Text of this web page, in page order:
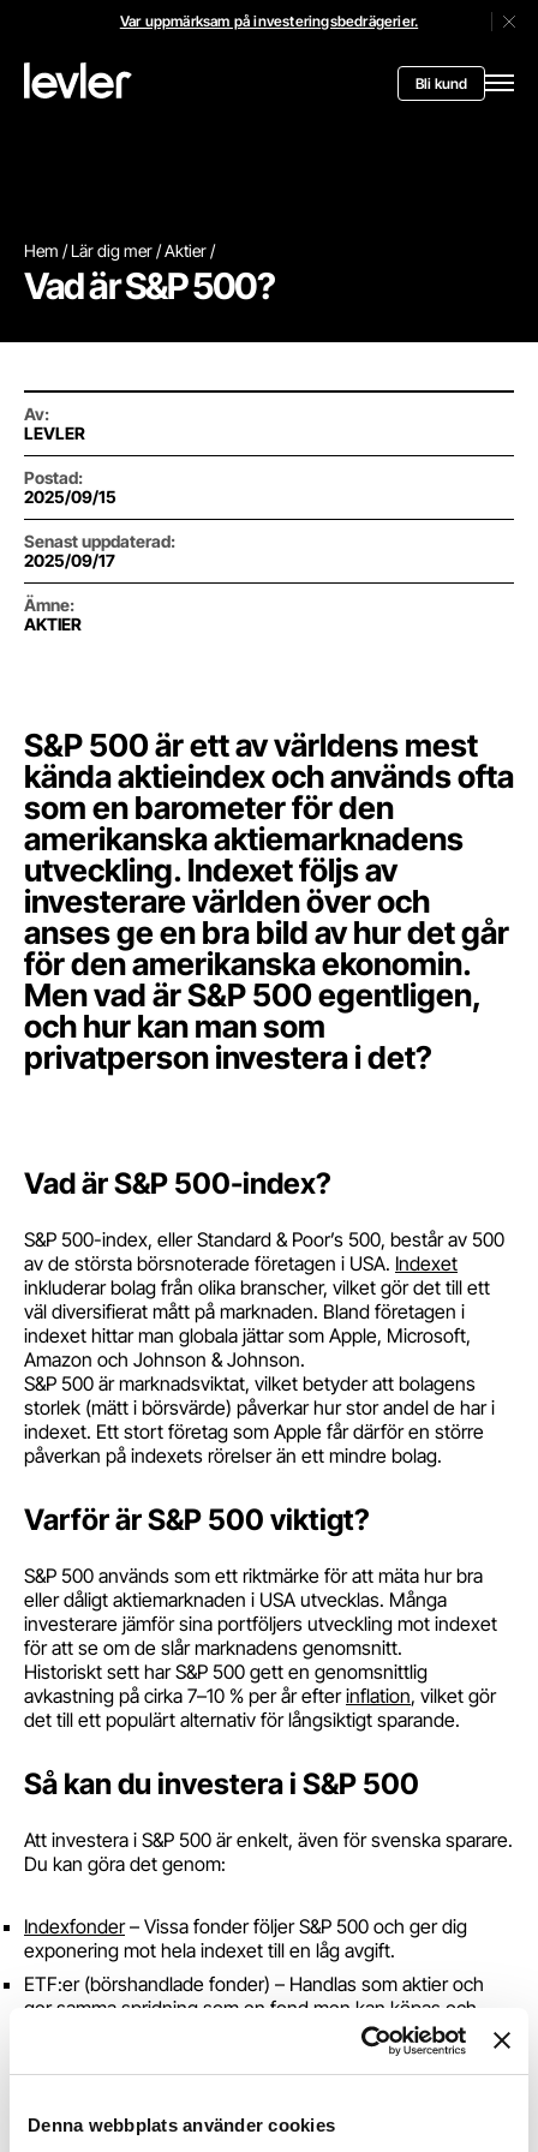
Denna webbplats använder cookies
Var uppmärksam på investeringsbedrägerier.
Header.toStartPagee Bli kund
Hem Lär dig mer Aktier
Vad är S&P 500?
Av:
LEVLER
Postad:
2025/09/15
Senast uppdaterad:
2025/09/17
Ämne:
AKTIER
S&P 500 är ett av världens mest
kända aktieindex och används ofta
som en barometer för den
amerikanska aktiemarknadens
utveckling. Indexet följs av
investerare världen över och
anses ge en bra bild av hur det går
för den amerikanska ekonomin.
Men vad är S&P 500 egentligen,
och hur kan man som
privatperson investera i det?
Vad är S&P 500-index?
S&P 500-index, eller Standard & Poor’s 500, består av 500
av de största börsnoterade företagen i USA. Indexet
inkluderar bolag från olika branscher, vilket gör det till ett
väl diversifierat mått på marknaden. Bland företagen i
indexet hittar man globala jättar som Apple, Microsoft,
Amazon och Johnson & Johnson.
S&P 500 är marknadsviktat, vilket betyder att bolagens
storlek (mätt i börsvärde) påverkar hur stor andel de har i
indexet. Ett stort företag som Apple får därför en större
påverkan på indexets rörelser än ett mindre bolag.
Varför är S&P 500 viktigt?
S&P 500 används som ett riktmärke för att mäta hur bra
eller dåligt aktiemarknaden i USA utvecklas. Många
investerare jämför sina portföljers utveckling mot indexet
för att se om de slår marknadens genomsnitt.
Historiskt sett har S&P 500 gett en genomsnittlig
avkastning på cirka 7–10 % per år efterinflation, vilket gör
det till ett populärt alternativ för långsiktigt sparande.
Så kan du investera i S&P 500
Att investera i S&P 500 är enkelt, även för svenska sparare.
Du kan göra det genom:
Indexfonder– Vissa fonder följer S&P 500 och ger dig
exponering mot hela indexet till en låg avgift.
ETF:er (börshandlade fonder) – Handlas som aktier och
ger samma spridning som en fond men kan köpas och
säljas under hela börsdagen. Ett exempel på en ETF som
Levler S&P 500 by Xtrackers ETF
Fördelarna med att investera i indexet är att du får bred
minskar risken jämfört med att köpa enskilda aktier.